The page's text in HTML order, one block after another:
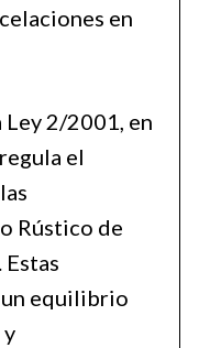
en
2/2001, en
el
Rústico de
equilibrio